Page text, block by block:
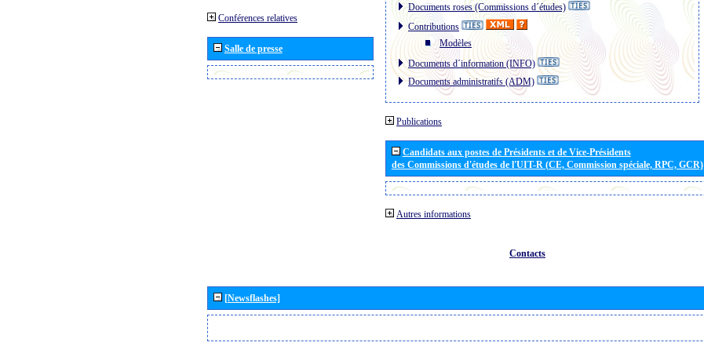
Conférences relatives
Salle de presse
Documents roses (Commissions d´études)
Contributions
Modèles
Documents d´information (INFO)
Documents administratifs (ADM)
Publications
Candidats aux postes de Présidents et de Vice-Présidents
des Commissions d'études de l'UIT-R (CE, Commission spéciale, RPC, GCR)
Autres informations
Contacts
[Newsflashes]